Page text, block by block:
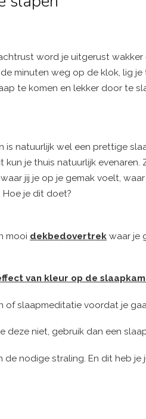
word je uitgerust wakker
minuten weg op de klok, lig je
te komen en lekker door te
is natuurlijk wel een prettige
je thuis natuurlijk evenaren.
jij je op je gemak voelt,
je dit doet?
mooi dekbedovertrek waar je
van kleur op de
of slaapmeditatie voordat je
niet, gebruik dan een
nodige straling. En dit heb je